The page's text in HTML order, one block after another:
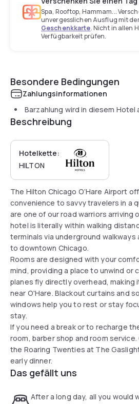
Spa, Rooftop, Hammam...
unvergesslichen Ausflug mit
Geschenkkarte. Nicht in allen
Verfügbarkeit prüfen.
Besondere Bedingungen
Zahlungsinformationen
Barzahlung wird in diesem
Beschreibung
Hotelkette:
HILTON
The Hilton Chicago O’Hare Airport
convenience to savvy travelers in a
are one of our road warriors arriving
hotel is literally within walking
terminals via underground walkways
to downtown Chicago.
Rooms are designed with your
mind, providing a place to unwind or
planes fly directly overhead,
near O'Hare. Blackout curtains and
windows help you to rest or stay
stay.
If you need a break or to recharge
room, barber shop and room
the Roaring Twenties at The
early dinner.
Das gefällt uns
After a long day, all you